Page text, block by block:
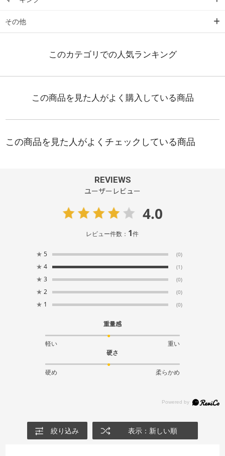
その他
REVIEWS
ユーザーレビュー
4.0
レビュー件数： 1件
★ 5 (0)
★ 4 (1)
★ 3 (0)
★ 2 (0)
★ 1 (0)
重量感
軽い
重い
硬さ
硬め 柔らかめ
絞り込み 表示：新しい順